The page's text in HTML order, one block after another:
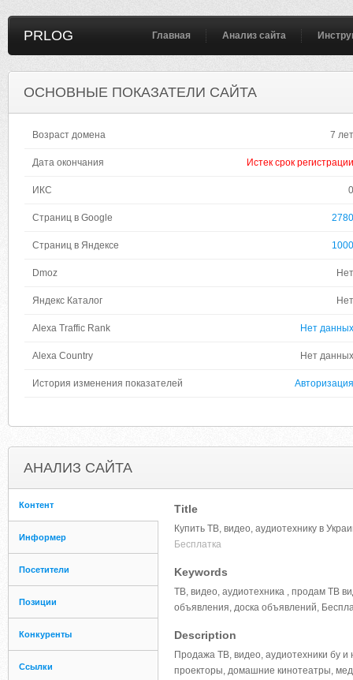
PRLOG Главная Анализ сайта
ОСНОВНЫЕ ПОКАЗАТЕЛИ САЙТА
Возраст домена 7 лет
Дата окончания Истек срок регистрации
ИКС 0
Страниц в Google 2780
Страниц в Яндексе 1000
Dmoz Нет
Яндекс Каталог Нет
Alexa Traffic Rank Нет данных
Alexa Country Нет данных
История изменения показателей Авторизация
АНАЛИЗ САЙТА
Контент
Информер
Посетители
Позиции
Конкуренты
Ссылки
Title
Купить ТВ, видео, аудиотехнику в
Бесплатка
Keywords
ТВ, видео, аудиотехника , продам ТВ
объявления, доска объявлений,
Description
Продажа ТВ, видео, аудиотехники бу
проекторы, домашние кинотеатры, мед